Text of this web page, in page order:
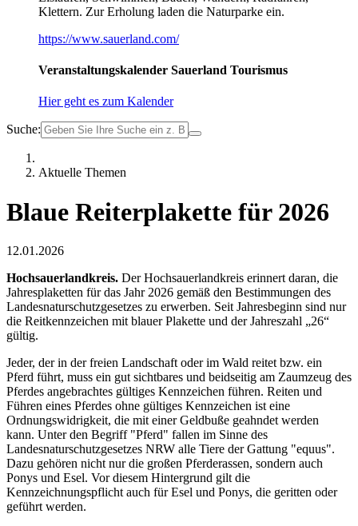
Klettern. Zur Erholung laden die Naturparke ein.
https://www.sauerland.com/
Veranstaltungskalender Sauerland Tourismus
Hier geht es zum Kalender
Suche:
Aktuelle Themen
Blaue Reiterplakette für 2026
12.01.2026
Hochsauerlandkreis. Der Hochsauerlandkreis erinnert daran, die
Jahresplaketten für das Jahr 2026 gemäß den Bestimmungen des
Landesnaturschutzgesetzes zu erwerben. Seit Jahresbeginn sind nur
die Reitkennzeichen mit blauer Plakette und der Jahreszahl „26“
gültig.
Jeder, der in der freien Landschaft oder im Wald reitet bzw. ein
Pferd führt, muss ein gut sichtbares und beidseitig am Zaumzeug des
Pferdes angebrachtes gültiges Kennzeichen führen. Reiten und
Führen eines Pferdes ohne gültiges Kennzeichen ist eine
Ordnungswidrigkeit, die mit einer Geldbuße geahndet werden
kann. Unter den Begriff "Pferd" fallen im Sinne des
Landesnaturschutzgesetzes NRW alle Tiere der Gattung "equus".
Dazu gehören nicht nur die großen Pferderassen, sondern auch
Ponys und Esel. Vor diesem Hintergrund gilt die
Kennzeichnungspflicht auch für Esel und Ponys, die geritten oder
geführt werden.